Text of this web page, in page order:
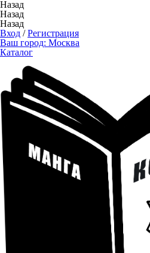
Назад
Назад
Назад
Вход /Регистрация
Ваш город: Москва
Каталог